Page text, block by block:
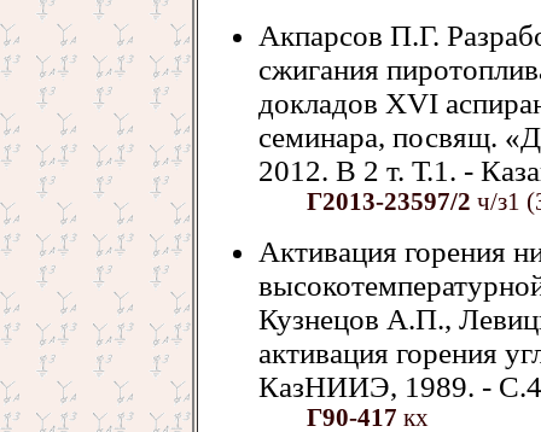
Акпарсов П.Г.
сжигания
докладов ХVI
семинара, посвящ.
2012. В 2 т. Т.1. -
Г2013-23597/2 ч/з1
Активация горения
Кузнецов А.П.,
активация горения
КазНИИЭ, 1989. -
Г90-417 кх